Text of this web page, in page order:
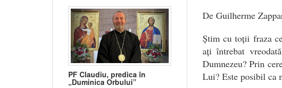
PF Claudiu, predica în
„Duminica Orbului”
De Guilherme
Știm cu toții fraza
ați întrebat
Dumnezeu? Prin
Lui? Este posibil ca